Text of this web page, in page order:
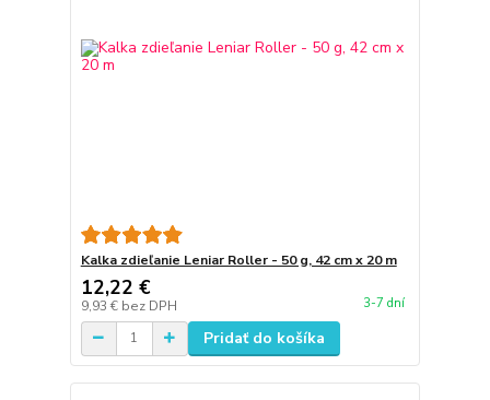
Kalka zdieľanie Leniar Roller - 50 g, 42 cm x 20 m
12,22 €
9,93 € bez DPH 3-7 dní
Pridať do košíka